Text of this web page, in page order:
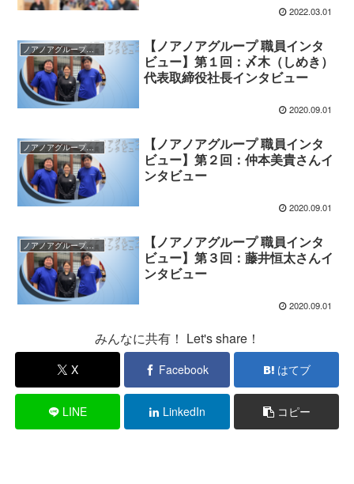
2022.03.01
ノアノアグループ職員インタビュー
【ノアノアグループ 職員インタ
ビュー】第１回：〆木（しめき）
代表取締役社長インタビュー
2020.09.01
ノアノアグループ職員インタビュー
【ノアノアグループ 職員インタ
ビュー】第２回：仲本美貴さんイ
ンタビュー
2020.09.01
ノアノアグループ職員インタビュー
【ノアノアグループ 職員インタ
ビュー】第３回：藤井恒太さんイ
ンタビュー
2020.09.01
みんなに共有！ Let's share！
X Facebook はてブ
LINE LinkedIn コピー